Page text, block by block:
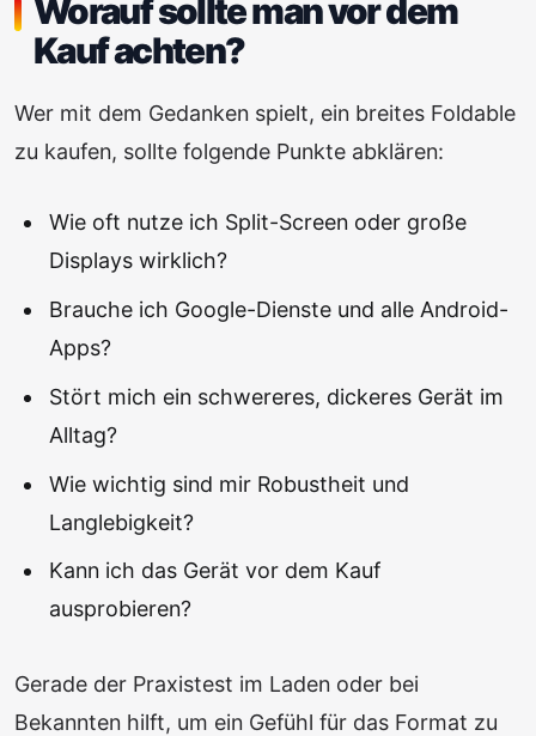
Worauf sollte man vor dem
Kauf achten?
Wer mit dem Gedanken spielt, ein breites Foldable
zu kaufen, sollte folgende Punkte abklären:
Wie oft nutze ich Split-Screen oder große
Displays wirklich?
Brauche ich Google-Dienste und alle Android-
Apps?
Stört mich ein schwereres, dickeres Gerät im
Alltag?
Wie wichtig sind mir Robustheit und
Langlebigkeit?
Kann ich das Gerät vor dem Kauf
ausprobieren?
Gerade der Praxistest im Laden oder bei
Bekannten hilft, um ein Gefühl für das Format zu